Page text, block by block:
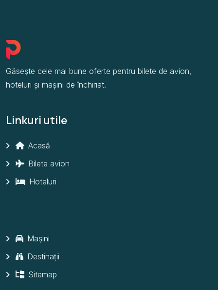
Găsește cele mai bune oferte pentru bilete de avion,
hoteluri și mașini de închiriat.
Linkuri utile
Acasă
Bilete avion
Hoteluri
Mașini
Destinații
Sitemap